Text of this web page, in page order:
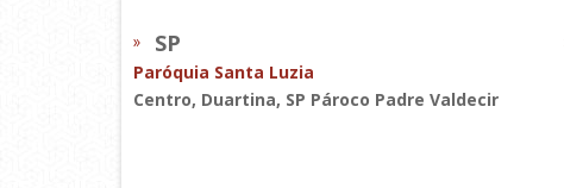
SP
Paróquia Santa Luzia
Centro, Duartina, SP Pároco Padre Valdecir